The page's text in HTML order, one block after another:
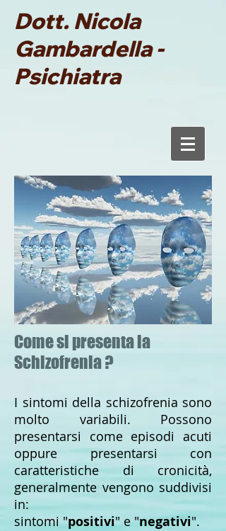
Dott. Nicola
Gambardella -
Psichiatra
Come si presenta la
Schizofrenia ?
I sintomi della schizofrenia sono
molto variabili. Possono
presentarsi come episodi acuti
oppure presentarsi con
caratteristiche di cronicità,
generalmente vengono suddivisi
in:
sintomi "positivi" e "negativi".